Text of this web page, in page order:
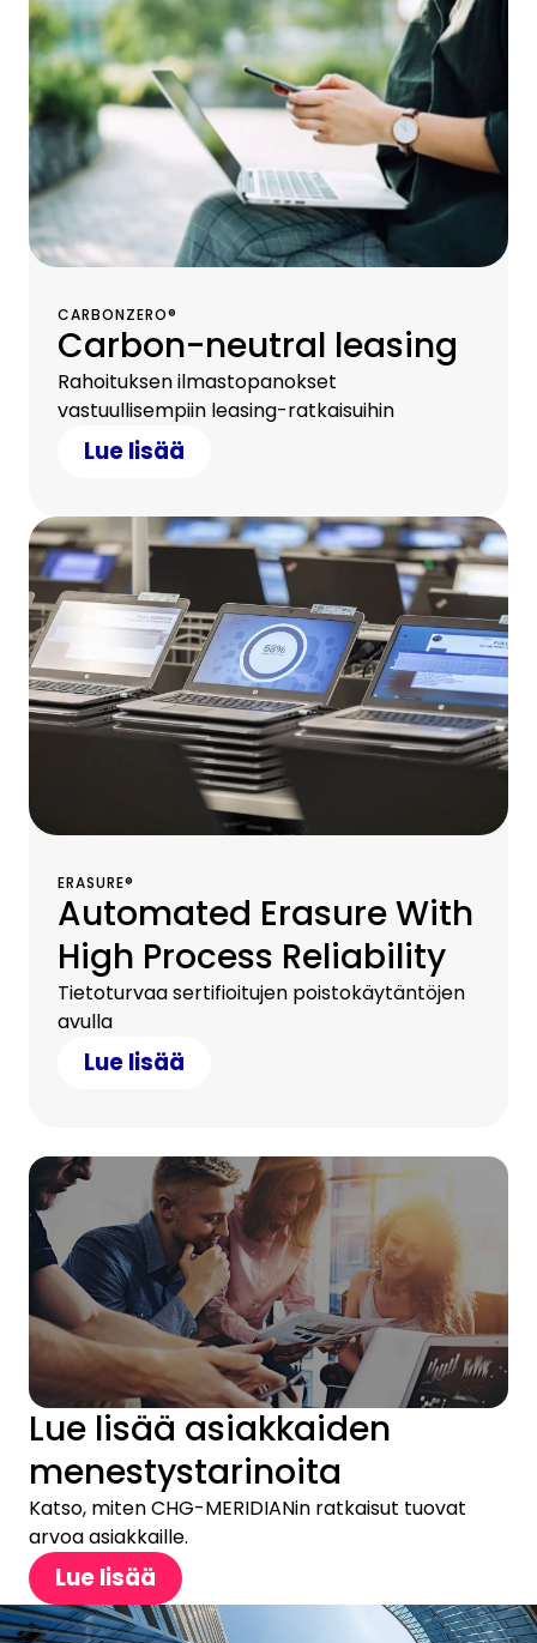
CARBONZERO®
Carbon-neutral leasing
Rahoituksen ilmastopanokset
vastuullisempiin leasing-ratkaisuihin
Lue lisää
ERASURE®
Automated Erasure With
High Process Reliability
Tietoturvaa sertifioitujen poistokäytäntöjen
avulla
Lue lisää
Lue lisää asiakkaiden
menestystarinoita
Katso, miten CHG-MERIDIANin ratkaisut tuovat
arvoa asiakkaille.
Lue lisää